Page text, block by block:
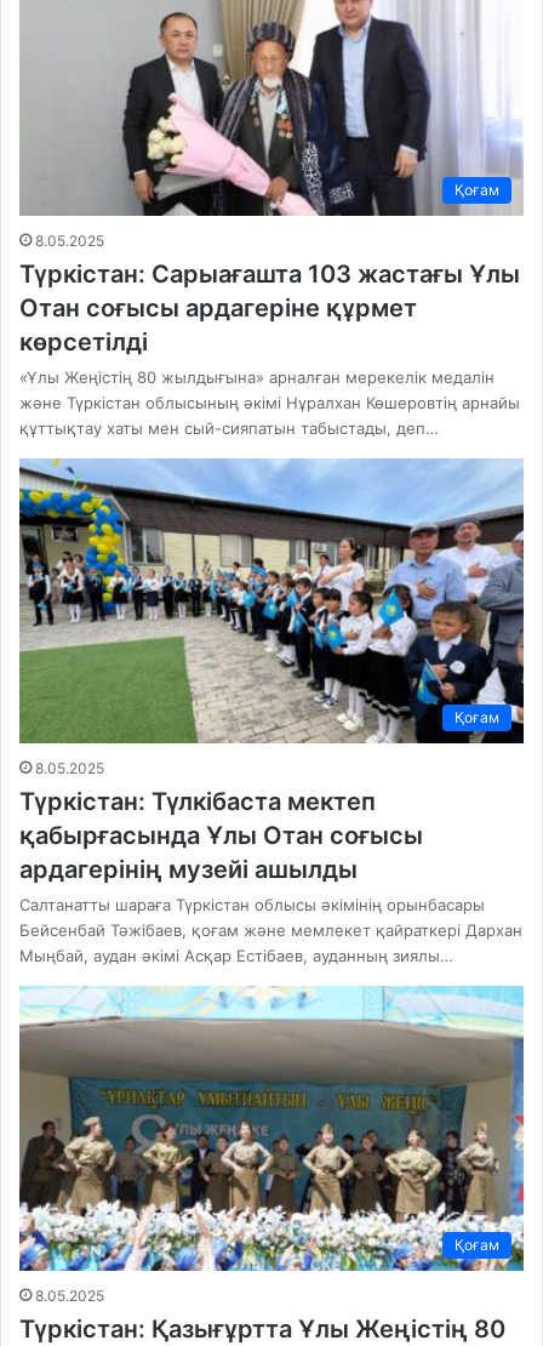
Қоғам
8.05.2025
Түркістан: Сарыағашта 103 жастағы Ұлы
Отан соғысы ардагеріне құрмет
көрсетілді
«Ұлы Жеңістің 80 жылдығына» арналған мерекелік медалін
және Түркістан облысының әкімі Нұралхан Көшеровтің арнайы
құттықтау хаты мен сый-сияпатын табыстады, деп…
Қоғам
8.05.2025
Түркістан: Түлкібаста мектеп
қабырғасында Ұлы Отан соғысы
ардагерінің музейі ашылды
Салтанатты шараға Түркістан облысы әкімінің орынбасары
Бейсенбай Тәжібаев, қоғам және мемлекет қайраткері Дархан
Мыңбай, аудан әкімі Асқар Естібаев, ауданның зиялы…
Қоғам
8.05.2025
Түркістан: Қазығұртта Ұлы Жеңістің 80